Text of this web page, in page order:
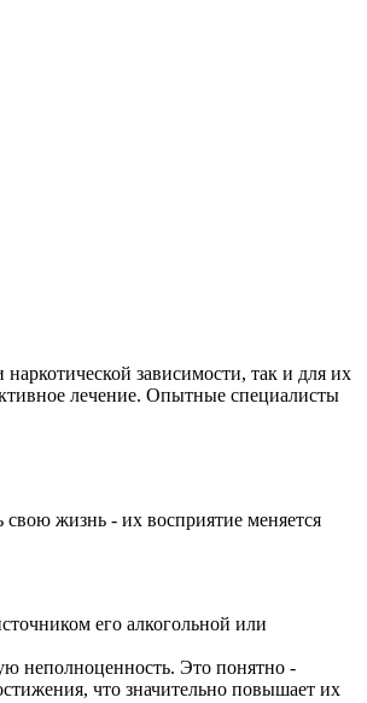
зависимости, так и для их
лечение. Опытные специалисты
жизнь - их восприятие меняется
его алкогольной или
неполноценность. Это понятно -
что значительно повышает их